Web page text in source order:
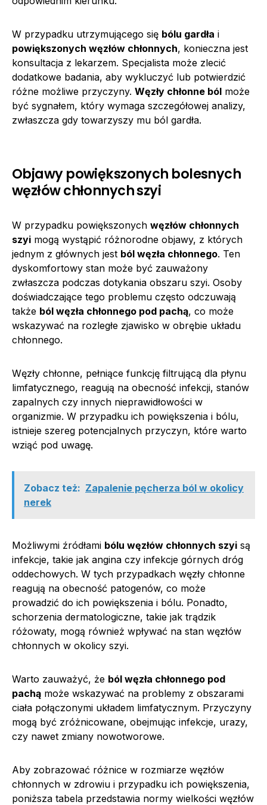
W przypadku utrzymującego się bólu gardła i
powiększonych węzłów chłonnych, konieczna jest
konsultacja z lekarzem. Specjalista może zlecić
dodatkowe badania, aby wykluczyć lub potwierdzić
różne możliwe przyczyny. Węzły chłonne ból może
być sygnałem, który wymaga szczegółowej analizy,
zwłaszcza gdy towarzyszy mu ból gardła.
Objawy powiększonych bolesnych
węzłów chłonnych szyi
W przypadku powiększonych węzłów chłonnych
szyi mogą wystąpić różnorodne objawy, z których
jednym z głównych jest ból węzła chłonnego. Ten
dyskomfortowy stan może być zauważony
zwłaszcza podczas dotykania obszaru szyi. Osoby
doświadczające tego problemu często odczuwają
także ból węzła chłonnego pod pachą, co może
wskazywać na rozległe zjawisko w obrębie układu
chłonnego.
Węzły chłonne, pełniące funkcję filtrującą dla płynu
limfatycznego, reagują na obecność infekcji, stanów
zapalnych czy innych nieprawidłowości w
organizmie. W przypadku ich powiększenia i bólu,
istnieje szereg potencjalnych przyczyn, które warto
wziąć pod uwagę.
Zobacz też: Zapalenie pęcherza ból w okolicy
nerek
Możliwymi źródłami bólu węzłów chłonnych szyi są
infekcje, takie jak angina czy infekcje górnych dróg
oddechowych. W tych przypadkach węzły chłonne
reagują na obecność patogenów, co może
prowadzić do ich powiększenia i bólu. Ponadto,
schorzenia dermatologiczne, takie jak trądzik
różowaty, mogą również wpływać na stan węzłów
chłonnych w okolicy szyi.
Warto zauważyć, że ból węzła chłonnego pod
pachą może wskazywać na problemy z obszarami
ciała połączonymi układem limfatycznym. Przyczyny
mogą być zróżnicowane, obejmując infekcje, urazy,
czy nawet zmiany nowotworowe.
Aby zobrazować różnice w rozmiarze węzłów
chłonnych w zdrowiu i przypadku ich powiększenia,
poniższa tabela przedstawia normy wielkości węzłów